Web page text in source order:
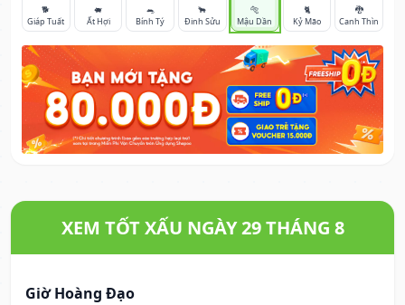
🐕
Giáp Tuất
🐖
Ất Hợi
🐀
Bính Tý
🐂
Đinh Sửu
🐅
Mậu Dần
🐈
Kỷ Mão
🐉
Canh Thìn
XEM TỐT XẤU NGÀY 29 THÁNG 8
Giờ Hoàng Đạo